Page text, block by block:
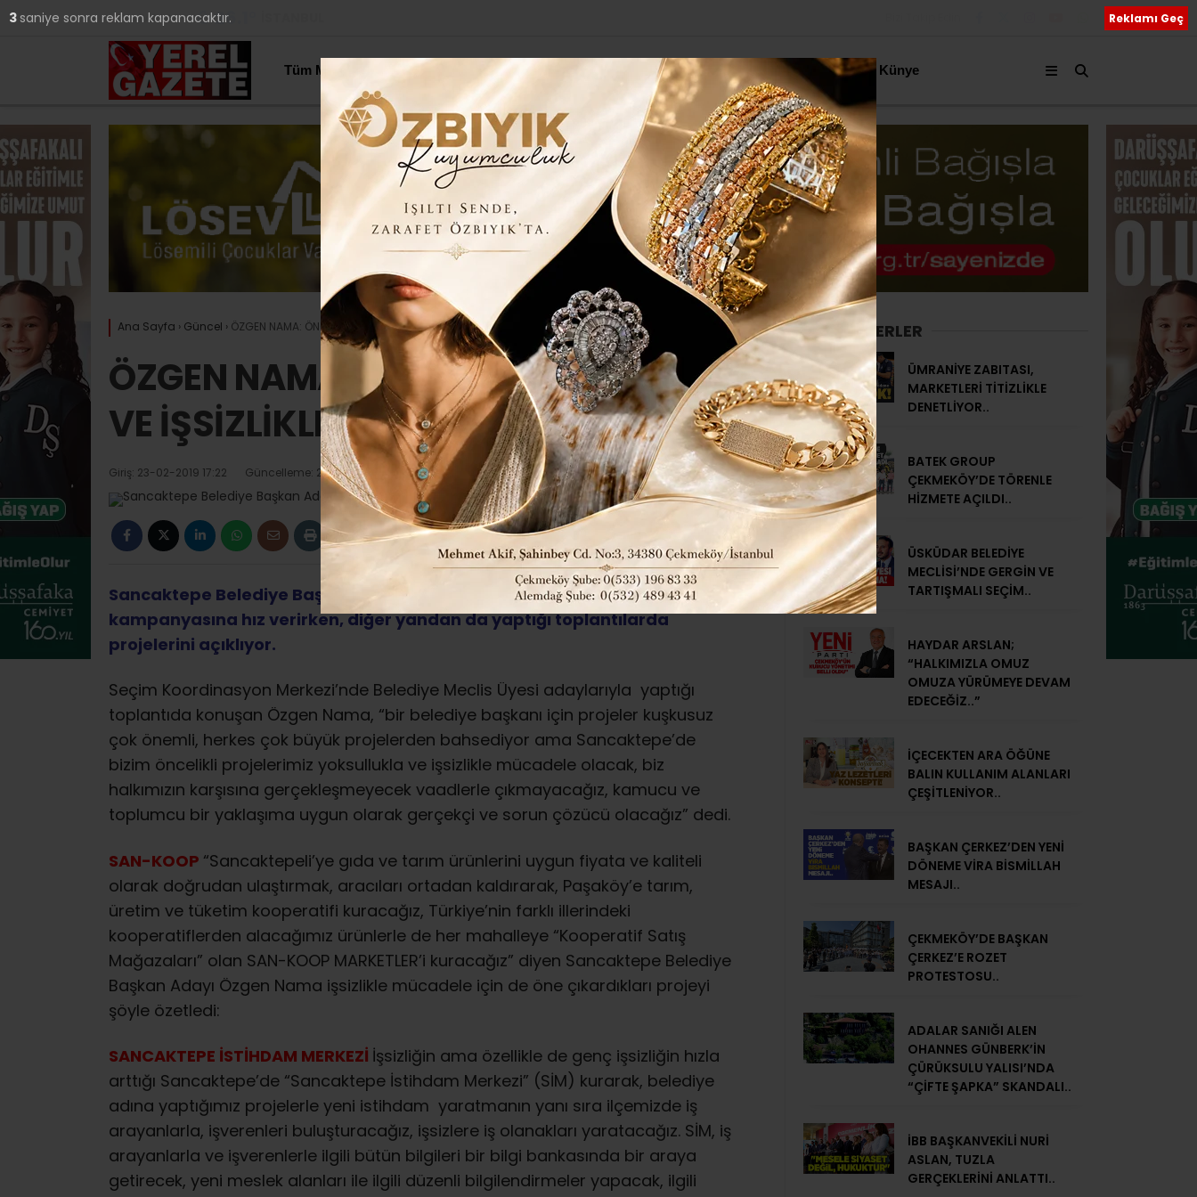
YAZARLAR 26.1
Tüm Manşetler Yerel Haberler Genel Siyaset Kültür Sanat Hakkımızda Künye
Ana Sayfa › Güncel › ÖZGEN NAMA: ÖNCELİK YOKSULLUK VE İŞSİZLİKLE MÜCADELE..
ÖZGEN NAMA: ÖNCELİK YOKSULLUK
VE İŞSİZLİKLE MÜCADELE..
Giriş: 23-02-2019 17:22 Güncelleme: 23-02-2019 19:52 362 Güncel Siyaset
Sancaktepe Belediye Başkan Adayı Özgen Nama bir yandan seçim
kampanyasına hız verirken, diğer yandan da yaptığı toplantılarda
projelerini açıklıyor.
Seçim Koordinasyon Merkezi’nde Belediye Meclis Üyesi adaylarıyla yaptığı
toplantıda konuşan Özgen Nama, “bir belediye başkanı için projeler kuşkusuz
çok önemli, herkes çok büyük projelerden bahsediyor ama Sancaktepe’de
bizim öncelikli projelerimiz yoksullukla ve işsizlikle mücadele olacak, biz
halkımızın karşısına gerçekleşmeyecek vaadlerle çıkmayacağız, kamucu ve
toplumcu bir yaklaşıma uygun olarak gerçekçi ve sorun çözücü olacağız” dedi.
SAN-KOOP “Sancaktepeli’ye gıda ve tarım ürünlerini uygun fiyata ve kaliteli
olarak doğrudan ulaştırmak, aracıları ortadan kaldırarak, Paşaköy’e tarım,
üretim ve tüketim kooperatifi kuracağız, Türkiye’nin farklı illerindeki
kooperatiflerden alacağımız ürünlerle de her mahalleye “Kooperatif Satış
Mağazaları” olan SAN-KOOP MARKETLER’i kuracağız” diyen Sancaktepe Belediye
Başkan Adayı Özgen Nama işsizlikle mücadele için de öne çıkardıkları projeyi
şöyle özetledi:
SANCAKTEPE İSTİHDAM MERKEZİ İşsizliğin ama özellikle de genç işsizliğin hızla
arttığı Sancaktepe’de “Sancaktepe İstihdam Merkezi” (SİM) kurarak, belediye
adına yaptığımız projelerle yeni istihdam yaratmanın yanı sıra ilçemizde iş
arayanlarla, işverenleri buluşturacağız, işsizlere iş olanakları yaratacağız. SİM, iş
arayanlarla ve işverenlerle ilgili bütün bilgileri bir bilgi bankasında bir araya
getirecek, yeni meslek alanları ile ilgili düzenli bilgilendirmeler yapacak, ilgili
SON HABERLER
ÜMRANİYE ZABITASI,
MARKETLERİ TİTİZLİKLE
DENETLİYOR..
BATEK GROUP
ÇEKMEKÖY’DE TÖRENLE
HİZMETE AÇILDI..
ÜSKÜDAR BELEDİYE
MECLİSİ’NDE GERGİN VE
TARTIŞMALI SEÇİM..
HAYDAR ARSLAN;
“HALKIMIZLA OMUZ
OMUZA YÜRÜMEYE DEVAM
EDECEĞİZ..”
İÇECEKTEN ARA ÖĞÜNE
BALIN KULLANIM ALANLARI
ÇEŞİTLENİYOR..
BAŞKAN ÇERKEZ’DEN YENİ
DÖNEME VİRA BİSMİLLAH
MESAJI..
ÇEKMEKÖY’DE BAŞKAN
ÇERKEZ’E ROZET
PROTESTOSU..
ADALAR SANIĞI ALEN
OHANNES GÜNBERK’İN
ÇÜRÜKSULU YALISI’NDA
“ÇİFTE ŞAPKA” SKANDALI..
İBB BAŞKANVEKİLİ NURİ
ASLAN, TUZLA
GERÇEKLERİNİ ANLATTI..
2 saniye sonra reklam kapanacaktır. Reklamı Geç